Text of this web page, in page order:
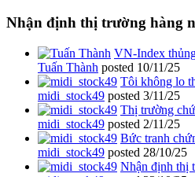
Nhận định thị trường hàng
VN-Index
Tuấn Thành posted 10/11/25
Tôi không lo
midi_stock49 posted 3/11/25
Thị trường
midi_stock49 posted 2/11/25
Bức tranh
midi_stock49 posted 28/10/25
Nhận định thị